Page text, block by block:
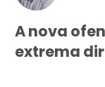
A nova
extrema